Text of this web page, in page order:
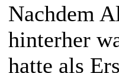
Nachdem
hinterher
hatte als